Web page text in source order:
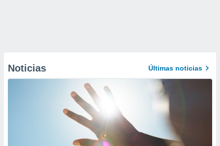
Noticias Últimas noticias